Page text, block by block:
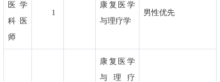
医学
科医
师
1
康复医学
与理疗学
男性优先
康复医学
与理疗